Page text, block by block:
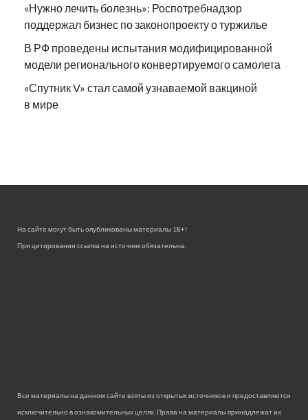
«Нужно лечить болезнь»: Роспотребнадзор
поддержал бизнес по законопроекту о туржилье
В РФ проведены испытания модифицированной
модели регионального конвертируемого самолета
«Спутник V» стал самой узнаваемой вакциной
в мире
На сайте могут быть опубликованы материалы 18+!
При цитировании ссылка на источник обязательна.
Все материалы на данном сайте взяты из открытых источников и предоставляются
исключительно в ознакомительных целях. Права на материалы принадлежат их